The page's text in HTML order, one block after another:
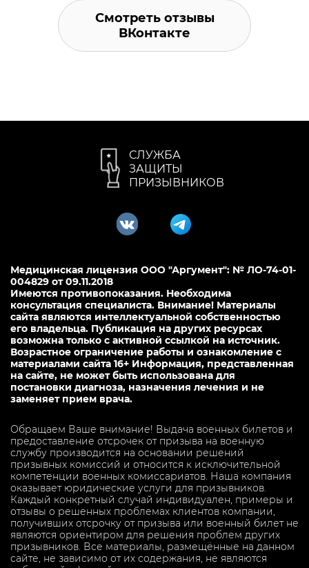
Смотреть отзывы
ВКонтакте
СЛУЖБА
ЗАЩИТЫ
ПРИЗЫВНИКОВ
Медицинская лицензия ООО "Аргумент": № ЛО-74-01-
004829 от 09.11.2018
Имеются противопоказания. Необходима
консультация специалиста. Внимание! Материалы
сайта являются интеллектуальной собственностью
его владельца. Публикация на других ресурсах
возможна только с активной ссылкой на источник.
Возрастное ограничение работы и ознакомление с
материалами сайта 16+ Информация, представленная
на сайте, не может быть использована для
постановки диагноза, назначения лечения и не
заменяет прием врача.
Обращаем Ваше внимание! Выдача военных билетов и
предоставление отсрочек от призыва на военную
службу производится на основании решений
призывных комиссий и относится к исключительной
компетенции военных комиссариатов. Наша компания
оказывает юридические услуги для призывников.
Каждый конкретный случай индивидуален, примеры и
отзывы о решенных проблемах клиентов компании,
получивших отсрочку от призыва или военный билет не
являются ориентиром для решения проблем других
призывников. Все материалы, размещённые на данном
сайте, не зависимо от их содержания, не являются